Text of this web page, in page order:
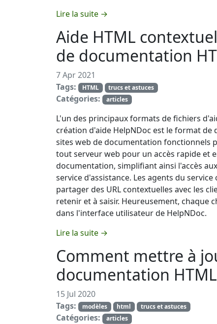
Lire la suite →
Aide HTML
de documentation
7 Apr 2021
Tags:
HTML trucs et astuces
Catégories: articles
L'un des principaux formats de fichiers
création d'aide HelpNDoc est le format de
sites web de documentation fonctionnels
tout serveur web pour un accès rapide et
documentation, simplifiant ainsi l'accès
service d'assistance. Les agents du
partager des URL contextuelles avec les
retenir et à saisir. Heureusement, chaque
dans l'interface utilisateur de HelpNDoc.
Lire la suite →
Comment mettre à
documentation HTML
15 Jul 2020
Tags:
modèles html trucs et astuces
Catégories: articles